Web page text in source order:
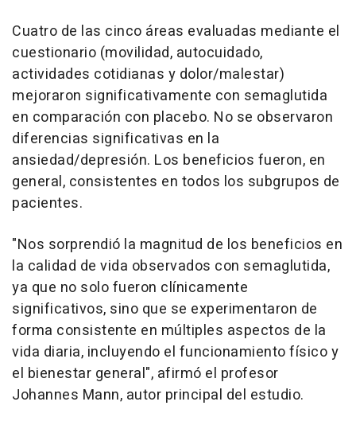
Cuatro de las cinco áreas evaluadas mediante el
cuestionario (movilidad, autocuidado,
actividades cotidianas y dolor/malestar)
mejoraron significativamente con semaglutida
en comparación con placebo. No se observaron
diferencias significativas en la
ansiedad/depresión. Los beneficios fueron, en
general, consistentes en todos los subgrupos de
pacientes.
"Nos sorprendió la magnitud de los beneficios en
la calidad de vida observados con semaglutida,
ya que no solo fueron clínicamente
significativos, sino que se experimentaron de
forma consistente en múltiples aspectos de la
vida diaria, incluyendo el funcionamiento físico y
el bienestar general", afirmó el profesor
Johannes Mann, autor principal del estudio.